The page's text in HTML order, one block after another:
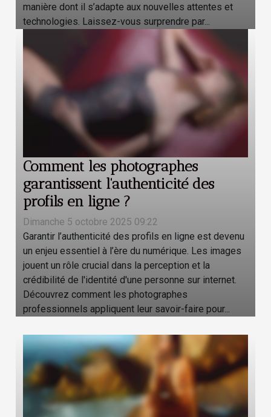
manière dont il s’adapte aux nouvelles attentes et
technologies. Laissez-vous surprendre par...
Comment les photographes
garantissent l'authenticité des
profils en ligne ?
Dimanche 5 octobre 2025 09:22
Garantir l’authenticité des profils en ligne est devenu
un enjeu essentiel à l’ère du numérique. Les images
jouent un rôle crucial dans la perception et la
crédibilité de l'identité d'une personne sur internet.
Découvrez comment les photographes
professionnels appliquent leur savoir-faire pour...